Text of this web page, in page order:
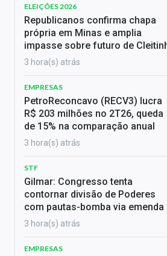
ELEIÇÕES 2026
Republicanos confirma chapa
própria em Minas e amplia
impasse sobre futuro de
3 hora(s) atrás
EMPRESAS
PetroReconcavo (RECV3) lucra
R$ 203 milhões no 2T26, queda
de 15% na comparação anual
3 hora(s) atrás
STF
Gilmar: Congresso tenta
contornar divisão de Poderes
com pautas-bomba via
3 hora(s) atrás
EMPRESAS